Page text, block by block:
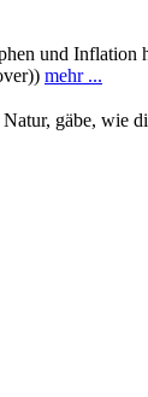
und
mehr ...
gäbe,